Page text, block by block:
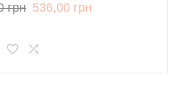
грн 536,00 грн